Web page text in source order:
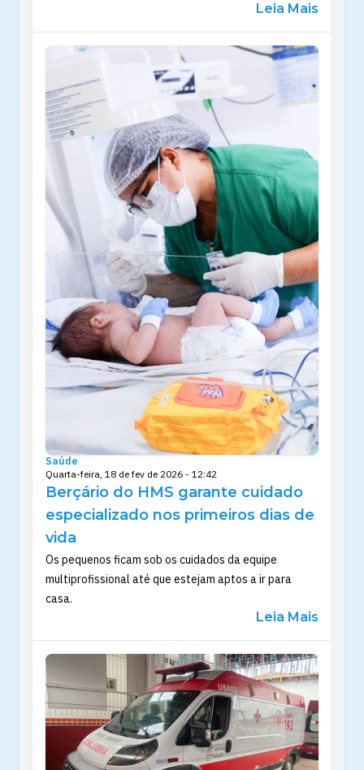
Leia Mais
Saúde
Quarta-feira, 18 de fev de 2026 - 12:42
Berçário do HMS garante cuidado
especializado nos primeiros dias de
vida
Os pequenos ficam sob os cuidados da equipe
multiprofissional até que estejam aptos a ir para
casa.
Leia Mais